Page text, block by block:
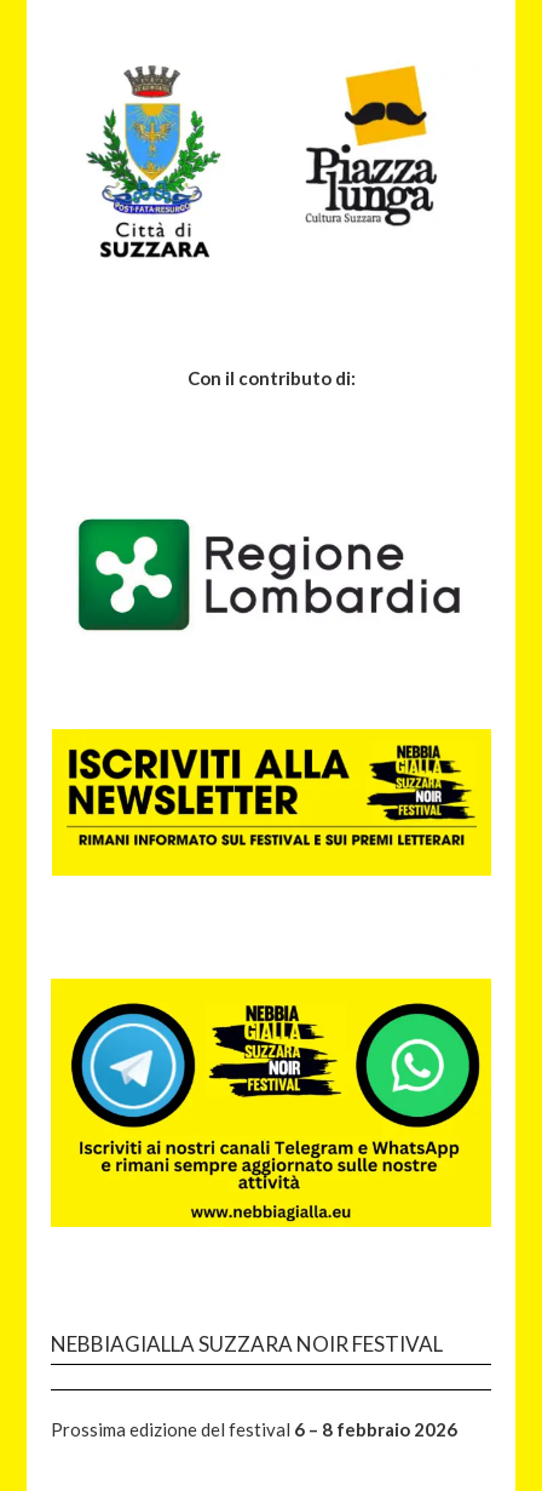
Con il contributo di:
NEBBIAGIALLA SUZZARA NOIR FESTIVAL
Prossima edizione del festival 6 – 8 febbraio 2026